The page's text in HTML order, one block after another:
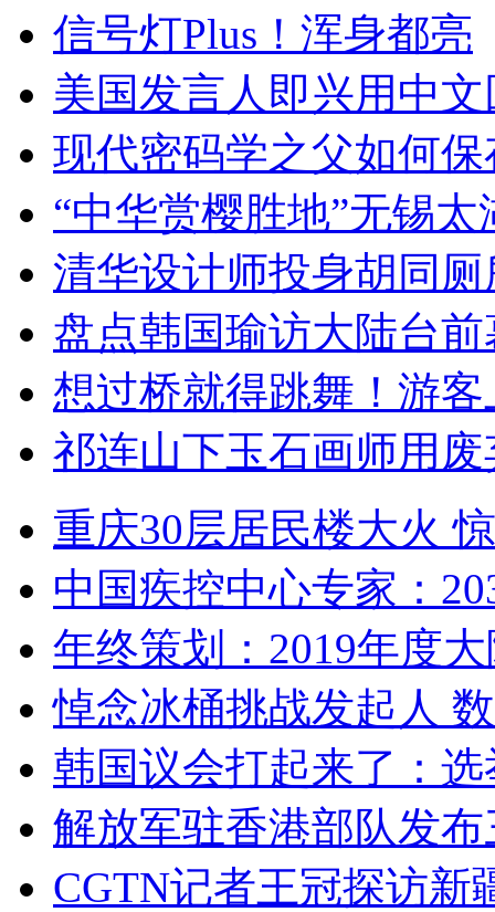
信号灯Plus！浑身都亮
美国发言人即兴用中
现代密码学之父如何
“中华赏樱胜地”无锡
清华设计师投身胡同
盘点韩国瑜访大陆台
想过桥就得跳舞！游客
祁连山下玉石画师用
重庆30层居民楼大火
中国疾控中心专家：
年终策划：2019年度
悼念冰桶挑战发起人
韩国议会打起来了：
解放军驻香港部队发
CGTN记者王冠探访新